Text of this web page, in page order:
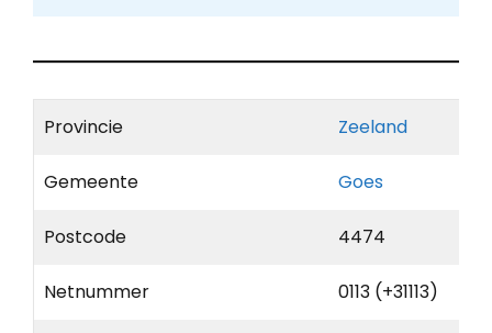
Provincie Zeeland
Gemeente Goes
Postcode 4474
Netnummer 0113 (+31113)